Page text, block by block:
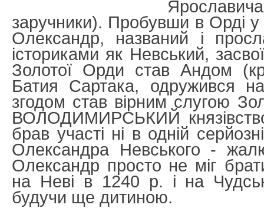
заручники). Пробувши в Орді
Олександр, названий і
істориками як Невський,
Золотої Орди став Андом
Батия Сартака, одружився
згодом став вірним слугою
ВОЛОДИМИРСЬКИЙ
брав участі ні в одній
Олександра Невського -
Олександр просто не міг
на Неві в 1240 р. і на
будучи ще дитиною.